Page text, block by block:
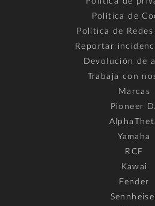
Política de
Política de Redes
Reportar
Devolución de
Trabaja con
Marcas
Pioneer
Yamaha
RCF
Kawai
Fender